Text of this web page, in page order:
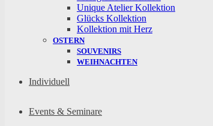
Unique Atelier Kollektion
Glücks Kollektion
Kollektion mit Herz
OSTERN
SOUVENIRS
WEIHNACHTEN
Individuell
Events & Seminare